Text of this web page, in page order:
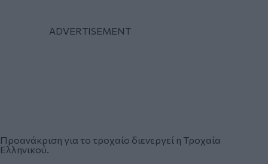
Προανάκριση για το τροχαίο διενεργεί η Τροχαία
Ελληνικού.